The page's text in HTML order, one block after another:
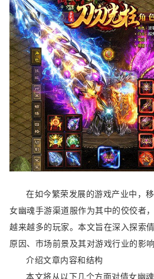
在如今繁荣发展的游戏产业中，
女幽魂手游渠道服作为其中的佼佼者
越来越多的玩家。本文旨在深入探索
原因、市场前景及其对游戏行业的影响
介绍文章内容和结构
本文将从以下几个方面对倩女幽